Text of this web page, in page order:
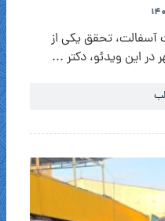
تحقق یکی از
در این ویدئو، دکتر ...